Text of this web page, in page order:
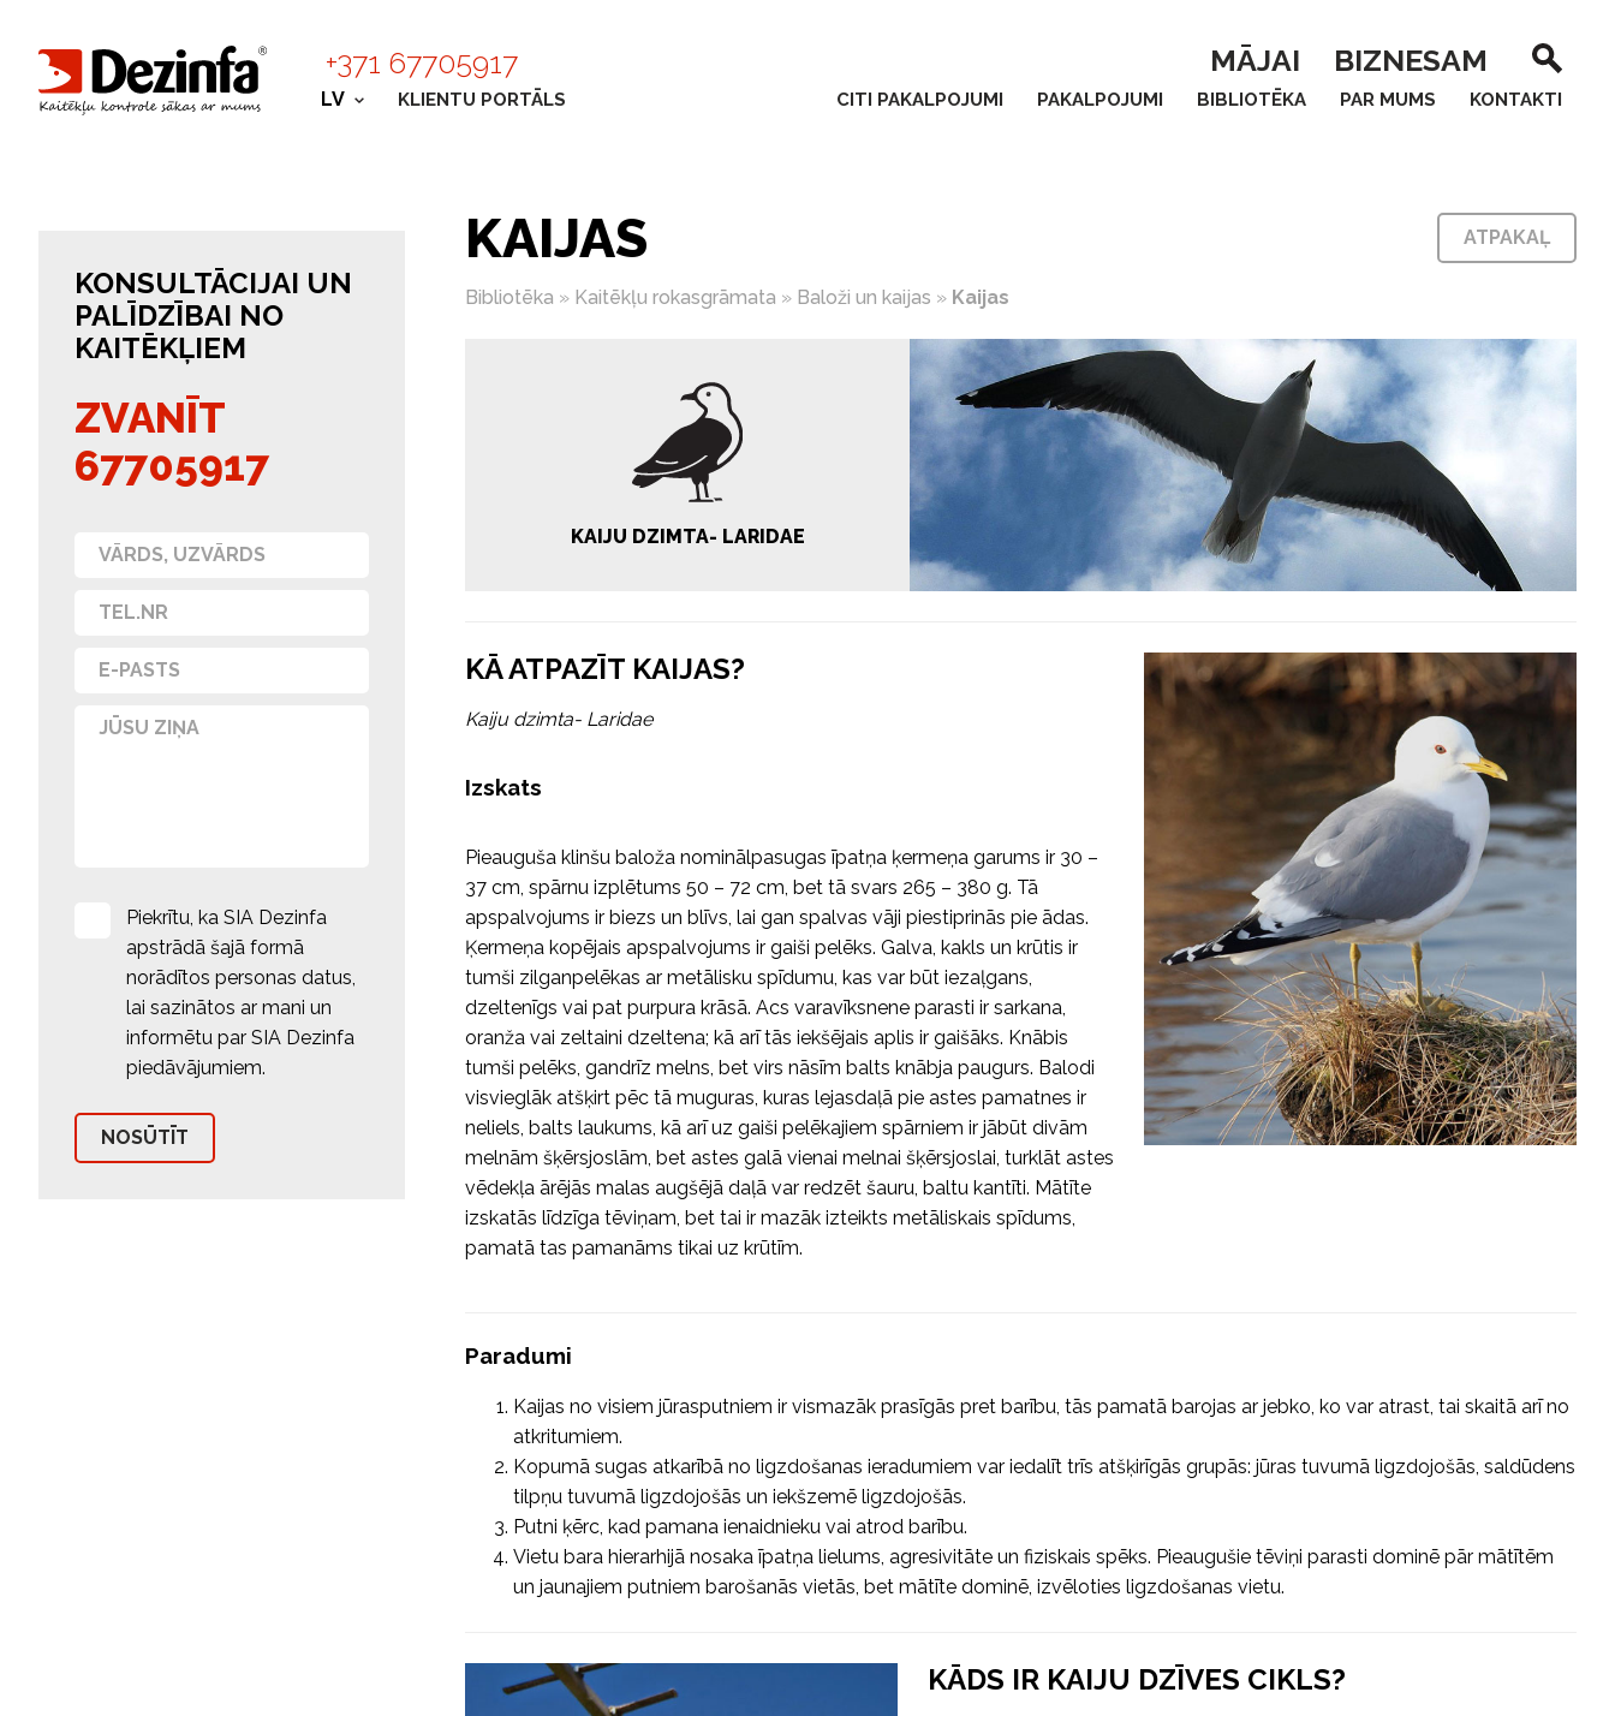
+371 67705917
LV KLIENTU PORTĀLS
MĀJAI BIZNESAM
CITI PAKALPOJUMI PAKALPOJUMI BIBLIOTĒKA PAR MUMS KONTAKTI
KAIJAS ATPAKAĻ
Bibliotēka » Kaitēkļu rokasgrāmata » Baloži un kaijas » Kaijas
KAIJU DZIMTA- LARIDAE
KĀ ATPAZĪT KAIJAS?
Kaiju dzimta- Laridae
Izskats
Pieauguša klinšu baloža nominālpasugas īpatņa ķermeņa garums ir 30 –
37 cm, spārnu izplētums 50 – 72 cm, bet tā svars 265 – 380 g. Tā
apspalvojums ir biezs un blīvs, lai gan spalvas vāji piestiprinās pie ādas.
Ķermeņa kopējais apspalvojums ir gaiši pelēks. Galva, kakls un krūtis ir
tumši zilganpelēkas ar metālisku spīdumu, kas var būt iezaļgans,
dzeltenīgs vai pat purpura krāsā. Acs varavīksnene parasti ir sarkana,
oranža vai zeltaini dzeltena; kā arī tās iekšējais aplis ir gaišāks. Knābis
tumši pelēks, gandrīz melns, bet virs nāsīm balts knābja paugurs. Balodi
visvieglāk atšķirt pēc tā muguras, kuras lejasdaļā pie astes pamatnes ir
neliels, balts laukums, kā arī uz gaiši pelēkajiem spārniem ir jābūt divām
melnām šķērsjoslām, bet astes galā vienai melnai šķērsjoslai, turklāt astes
vēdekļa ārējās malas augšējā daļā var redzēt šauru, baltu kantīti. Mātīte
izskatās līdzīga tēviņam, bet tai ir mazāk izteikts metāliskais spīdums,
pamatā tas pamanāms tikai uz krūtīm.
Paradumi
Kaijas no visiem jūrasputniem ir vismazāk prasīgās pret barību, tās pamatā barojas ar jebko, ko var atrast, tai skaitā arī no
atkritumiem.
Kopumā sugas atkarībā no ligzdošanas ieradumiem var iedalīt trīs atšķirīgās grupās: jūras tuvumā ligzdojošās, saldūdens
tilpņu tuvumā ligzdojošās un iekšzemē ligzdojošās.
Putni ķērc, kad pamana ienaidnieku vai atrod barību.
Vietu bara hierarhijā nosaka īpatņa lielums, agresivitāte un fiziskais spēks. Pieaugušie tēviņi parasti dominē pār mātītēm
un jaunajiem putniem barošanās vietās, bet mātīte dominē, izvēloties ligzdošanas vietu.
KĀDS IR KAIJU DZĪVES CIKLS?
KONSULTĀCIJAI UN
PALĪDZĪBAI NO
KAITĒKĻIEM
ZVANĪT
67705917
Piekrītu, ka SIA Dezinfa
apstrādā šajā formā
norādītos personas datus,
lai sazinātos ar mani un
informētu par SIA Dezinfa
piedāvājumiem.